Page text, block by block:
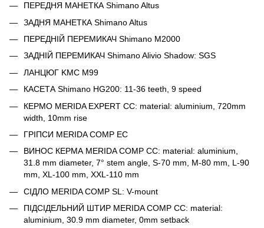
ПЕРЕДНЯ МАНЕТКА Shimano Altus
ЗАДНЯ МАНЕТКА Shimano Altus
ПЕРЕДНІЙ ПЕРЕМИКАЧ Shimano M2000
ЗАДНІЙ ПЕРЕМИКАЧ Shimano Alivio Shadow: SGS
ЛАНЦЮГ KMC M99
КАСЕТА Shimano HG200: 11-36 teeth, 9 speed
КЕРМО MERIDA EXPERT CC: material: aluminium, 720mm
width, 10mm rise
ГРІПСИ MERIDA COMP EC
ВИНОС КЕРМА MERIDA COMP CC: material: aluminium,
31.8 mm diameter, 7° stem angle, S-70 mm, M-80 mm, L-90
mm, XL-100 mm, XXL-110 mm
СІДЛО MERIDA COMP SL: V-mount
ПІДСІДЕЛЬНИЙ ШТИР MERIDA COMP CC: material:
aluminium, 30.9 mm diameter, 0mm setback